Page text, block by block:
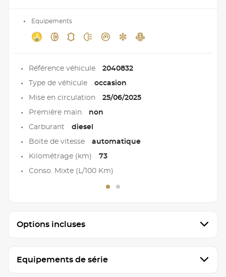
Equipements
Référence véhicule 2040832
Type de véhicule occasion
Mise en circulation 25/06/2025
Première main non
Carburant diesel
Boite de vitesse automatique
Kilométrage (km) 73
Conso. Mixte (L/100 Km)
Options incluses
Equipements de série